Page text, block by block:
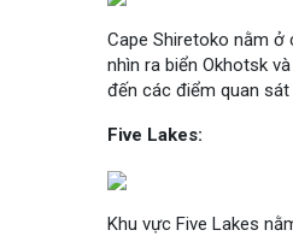
Cape Shiretoko nằm
nhìn ra biển Okhotsk
đến các điểm quan sát
Five Lakes:
Khu vực Five Lakes